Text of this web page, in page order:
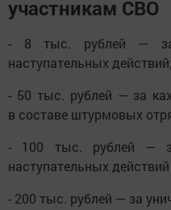
участникам СВО
- 8 тыс. рублей — за
наступательных действий;
- 50 тыс. рублей — за
в составе штурмовых
- 100 тыс. рублей —
наступательных
- 200 тыс. рублей — за